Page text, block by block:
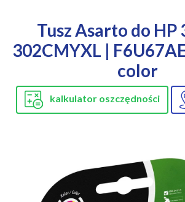
Tusz Asarto do HP
302CMYXL |
color
kalkulator oszczędności